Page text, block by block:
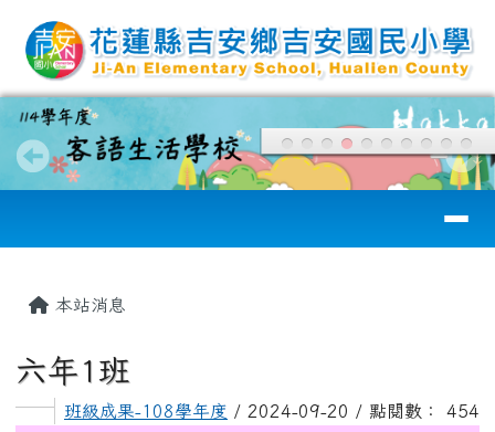
花蓮縣吉安國小
本站消息
六年1班
班級成果-108學年度 / 2024-09-20 / 點閱數： 454